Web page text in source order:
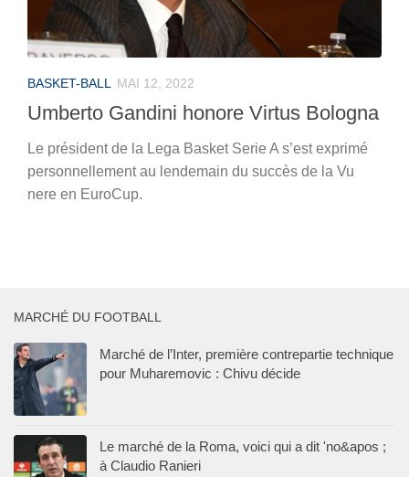
BASKET-BALL MAI 12, 2022
Umberto Gandini honore Virtus Bologna
Le président de la Lega Basket Serie A s’est exprimé
personnellement au lendemain du succès de la Vu
nere en EuroCup.
MARCHÉ DU FOOTBALL
Marché de l’Inter, première contrepartie technique
pour Muharemovic : Chivu décide
Le marché de la Roma, voici qui a dit 'no&apos ;
à Claudio Ranieri